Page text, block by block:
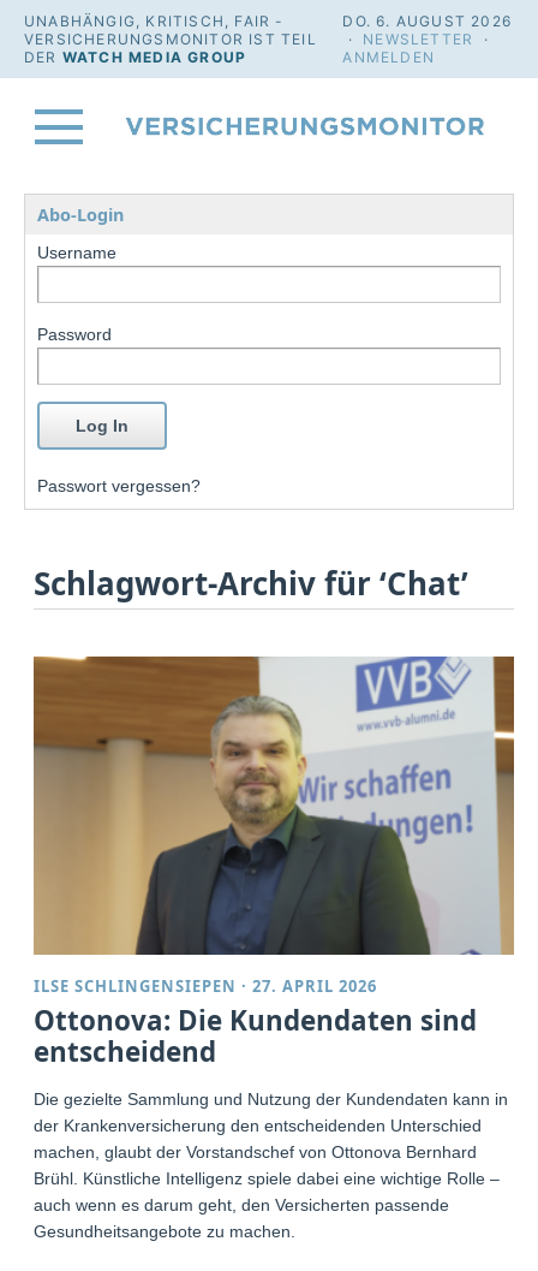
UNABHÄNGIG, KRITISCH, FAIR -
VERSICHERUNGSMONITOR IST TEIL
DER WATCH MEDIA GROUP
DO. 6. AUGUST 2026
· NEWSLETTER
·
ANMELDEN
Abo-Login
Username
Password
Passwort vergessen?
Schlagwort-Archiv für ‘Chat’
ILSE SCHLINGENSIEPEN ·27. APRIL 2026
Ottonova: Die Kundendaten sind
entscheidend
Die gezielte Sammlung und Nutzung der Kundendaten kann in
der Krankenversicherung den entscheidenden Unterschied
machen, glaubt der Vorstandschef von Ottonova Bernhard
Brühl. Künstliche Intelligenz spiele dabei eine wichtige Rolle –
auch wenn es darum geht, den Versicherten passende
Gesundheitsangebote zu machen.